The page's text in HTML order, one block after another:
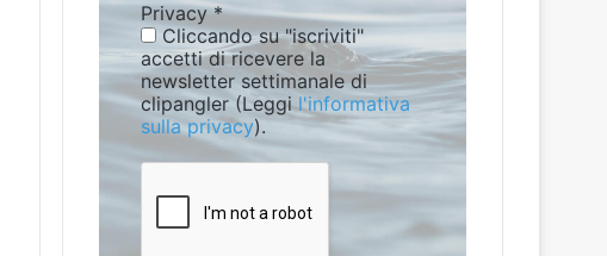
Privacy*
Cliccando su "iscriviti"
accetti di ricevere la
newsletter settimanale di
clipangler (Leggil'informativa
sulla privacy).